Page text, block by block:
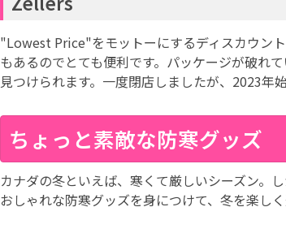
"Lowest Price"をモットーにするディスカウン
もあるのでとても便利です。パッケージが破れ
見つけられます。一度閉店しましたが、2023年
ちょっと素敵な防寒グッズ
カナダの冬といえば、寒くて厳しいシーズン。
おしゃれな防寒グッズを身につけて、冬を楽しく